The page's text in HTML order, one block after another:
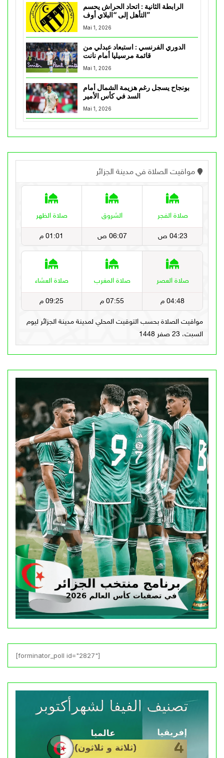
الرابطة الثانية : اتحاد الحراش يحسم
التأهل إلى “البلاي أوف”
Mai 1, 2026
الدوري الفرنسي : استبعاد عبدلي من
قائمة مرسيليا أمام نانت
Mai 1, 2026
بونجاح يسجل رغم هزيمة الشمال أمام
السد في كأس الأمير
Mai 1, 2026
[forminator_poll id="2827"]